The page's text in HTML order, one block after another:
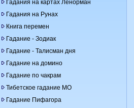
Гадания на картах Ленорман
Гадания на Рунах
Книга перемен
Гадание - Зодиак
Гадание - Талисман дня
Гадание на домино
Гадание по чакрам
Тибетское гадание МО
Гадание Пифагора